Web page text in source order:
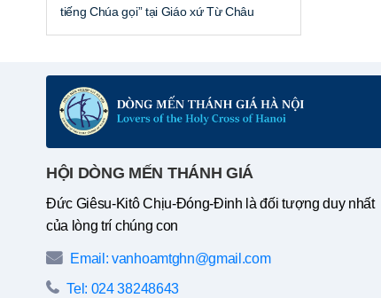
tiếng Chúa gọi” tại Giáo xứ Từ Châu
HỘI DÒNG MẾN THÁNH GIÁ
Đức Giêsu-Kitô Chịu-Đóng-Đinh là đối tượng duy nhất
của lòng trí chúng con
Email: vanhoamtghn@gmail.com
Tel: 024 38248643